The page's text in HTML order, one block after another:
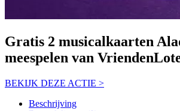
Gratis 2 musicalkaarten
meespelen van
BEKIJK DEZE ACTIE >
Beschrijving